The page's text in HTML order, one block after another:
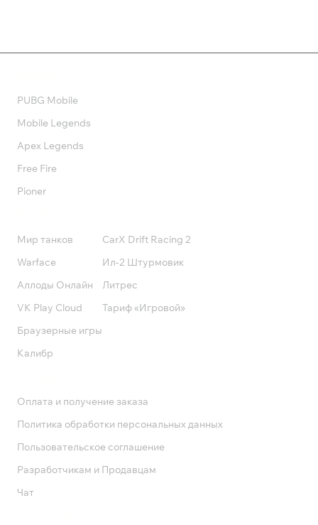
PUBG Mobile
Mobile Legends
Apex Legends
Free Fire
Pioner
Мир танков
Warface
Аллоды Онлайн
VK Play Cloud
Браузерные игры
Калибр
CarX Drift Racing 2
Ил-2 Штурмовик
Литрес
Тариф «Игровой»
Оплата и получение заказа
Политика обработки персональных данных
Пользовательское соглашение
Разработчикам и Продавцам
Чат